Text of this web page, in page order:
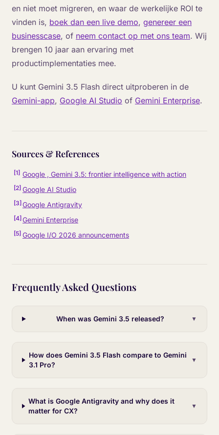
en niet moet migreren, en waar de werkelijke ROI te
vinden is, boek dan een live demo, genereer een
businesscase, of neem contact op met ons team. Wij
brengen 10 jaar aan ervaring met
productimplementaties mee.
U kunt Gemini 3.5 Flash direct uitproberen in de
Gemini-app, Google AI Studio of Gemini Enterprise.
Sources & References
[1] Google , Gemini 3.5: frontier intelligence with action
[2] Google AI Studio
[3] Google Antigravity
[4] Gemini Enterprise
[5] Google I/O 2026 announcements
Frequently Asked Questions
When was Gemini 3.5 released? ▼
How does Gemini 3.5 Flash compare to Gemini
3.1 Pro?
▼
What is Google Antigravity and why does it
matter for CX?
▼